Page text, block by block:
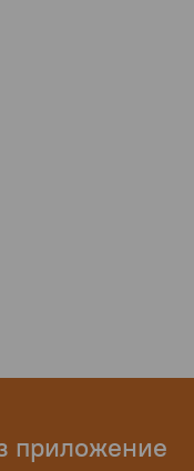
приложение